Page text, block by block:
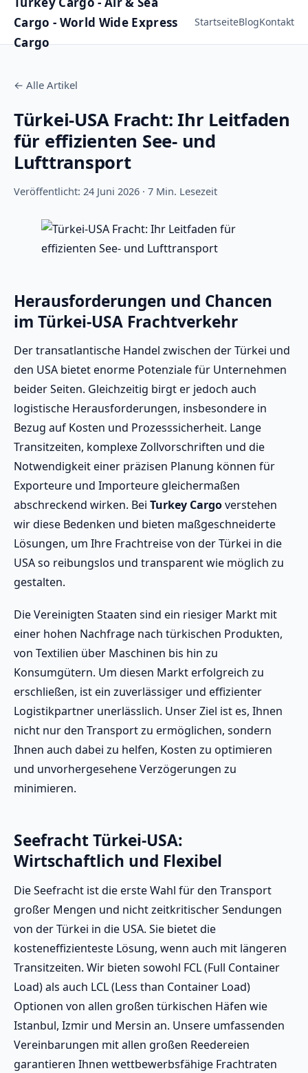
Cargo - World Wide Express
Cargo
StartseiteBlogKontakt
← Alle Artikel
Türkei-USA Fracht: Ihr Leitfaden
für effizienten See- und
Lufttransport
Veröffentlicht: 24 Juni 2026 · 7 Min. Lesezeit
Herausforderungen und Chancen
im Türkei-USA Frachtverkehr
Der transatlantische Handel zwischen der Türkei und
den USA bietet enorme Potenziale für Unternehmen
beider Seiten. Gleichzeitig birgt er jedoch auch
logistische Herausforderungen, insbesondere in
Bezug auf Kosten und Prozesssicherheit. Lange
Transitzeiten, komplexe Zollvorschriften und die
Notwendigkeit einer präzisen Planung können für
Exporteure und Importeure gleichermaßen
abschreckend wirken. Bei Turkey Cargoverstehen
wir diese Bedenken und bieten maßgeschneiderte
Lösungen, um Ihre Frachtreise von der Türkei in die
USA so reibungslos und transparent wie möglich zu
gestalten.
Die Vereinigten Staaten sind ein riesiger Markt mit
einer hohen Nachfrage nach türkischen Produkten,
von Textilien über Maschinen bis hin zu
Konsumgütern. Um diesen Markt erfolgreich zu
erschließen, ist ein zuverlässiger und effizienter
Logistikpartner unerlässlich. Unser Ziel ist es, Ihnen
nicht nur den Transport zu ermöglichen, sondern
Ihnen auch dabei zu helfen, Kosten zu optimieren
und unvorhergesehene Verzögerungen zu
minimieren.
Seefracht Türkei-USA:
Wirtschaftlich und Flexibel
Die Seefracht ist die erste Wahl für den Transport
großer Mengen und nicht zeitkritischer Sendungen
von der Türkei in die USA. Sie bietet die
kosteneffizienteste Lösung, wenn auch mit längeren
Transitzeiten. Wir bieten sowohl FCL (Full Container
Load) als auch LCL (Less than Container Load)
Optionen von allen großen türkischen Häfen wie
Istanbul, Izmir und Mersin an. Unsere umfassenden
Vereinbarungen mit allen großen Reedereien
garantieren Ihnen wettbewerbsfähige Frachtraten